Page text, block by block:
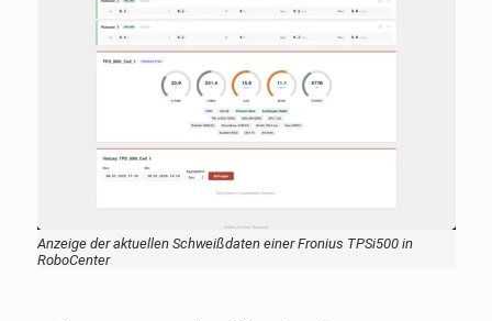
Anzeige der aktuellen Schweißdaten einer Fronius TPSi500 in
RoboCenter